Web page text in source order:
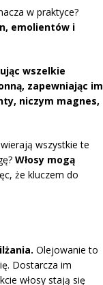
w praktyce?
emolientów i
wszelkie
zapewniając im
niczym magnes,
wszystkie te
Włosy mogą
że kluczem do
Olejowanie to
Dostarcza im
włosy stają się